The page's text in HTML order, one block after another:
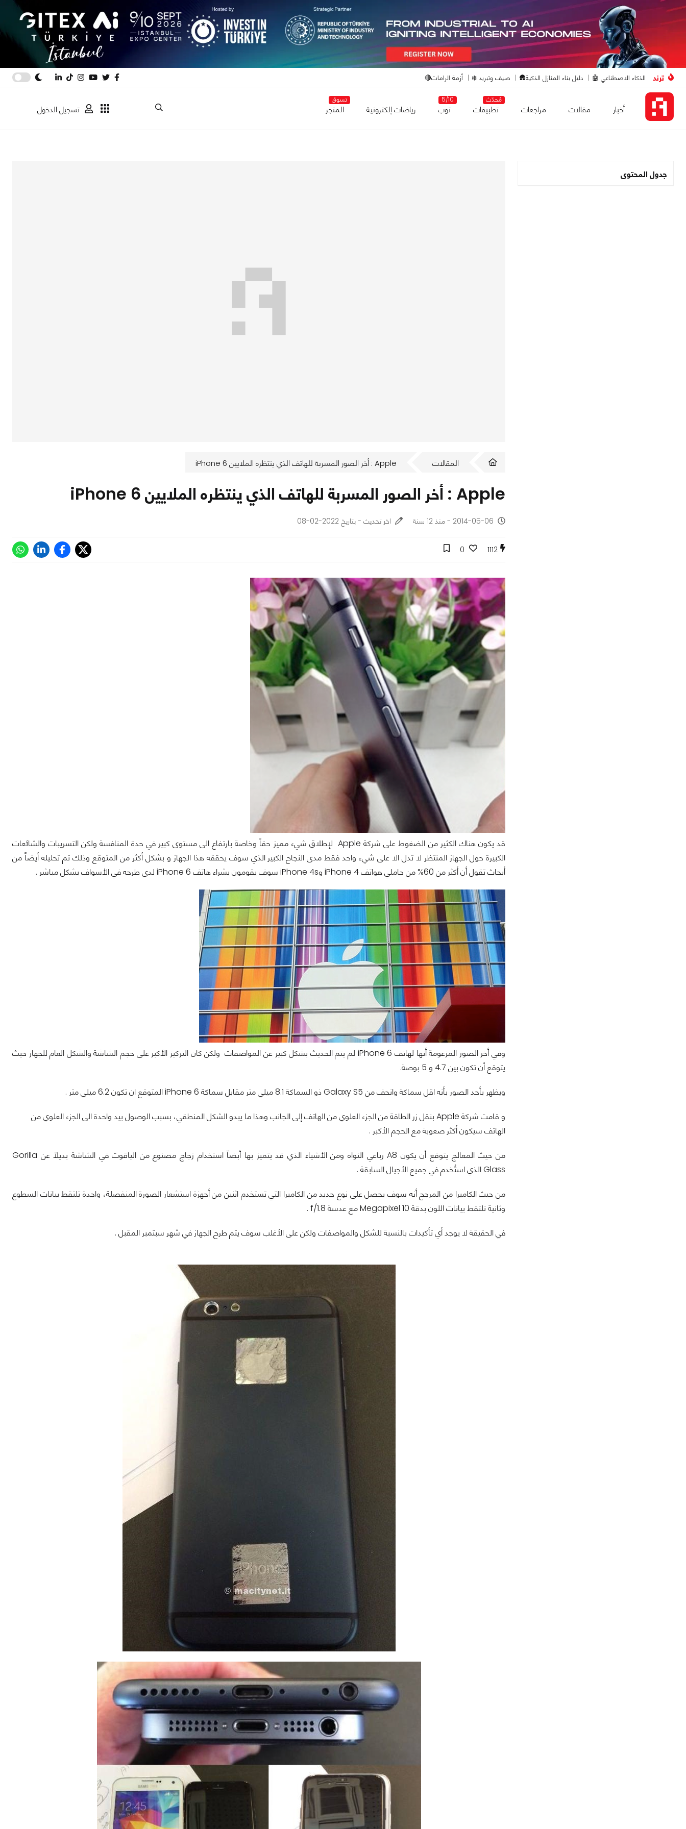
ترند الذكاء الاصطناعي 🤖 دليل بناء المنازل الذكية🛖 صيف وتبريد ❄️ أزمة الرامات🔴
أخبار مقالات مراجعات
مُحدّث
تطبيقات
5/10
توب رياضات إلكترونية
تسوق
المتجر تسجيل الدخول
جدول المحتوى
المقالات Apple : أخر الصور المسربة للهاتف الذي ينتظره الملايين iPhone 6
Apple : أخر الصور المسربة للهاتف الذي ينتظره الملايين iPhone 6
2014-05-06 - منذ 12 سنة اخر تحديث - بتاريخ 2022-02-08
1112
0
قد يكون هناك الكثير من الضغوط على شركة Apple لإطلاق شيء مميز حقاً وخاصة بارتفاع الى مستوى كبير في حدة المنافسة ولكن التسريبات والشائعات
الكبيرة حول الجهاز المنتظر لا تدل الا على شيء واحد فقط مدى النجاح الكبير الذي سوف يحققه هذا الجهاز و بشكل أكثر من المتوقع وذلك تم تحليله أيضاً من
أبحاث تقول أن أكثر من 60% من حاملي هواتف iPhone 4 وiPhone 4s سوف يقومون بشراء هاتف iPhone 6 لدى طرحه في الأسواف بشكل مباشر .
وفي أخر الصور المزعومة أنها لهاتف iPhone 6 لم يتم الحديث بشكل كبير عن المواصفات ولكن كان التركيز الأكبر على حجم الشاشة والشكل العام للجهاز حيث
يتوقع أن تكون بين 4.7 و 5 بوصة.
ويظهر بأحد الصور بأنه اقل سماكة وانحف من Galaxy S5 ذو السماكة 8.1 ميلي متر مقابل سماكة iPhone 6المتوقع ان تكون 6.2 ميلي متر .
و قامت شركة Apple بنقل زر الطاقة من الجزء العلوي من الهاتف إلى الجانب وهذا ما يبدو الشكل المنطقي، بسبب الوصول بيد واحدة الى الجزء العلوي من
الهاتف سيكون أكثر صعوبة مع الحجم الأكبر .
من حيث المعالج يتوقع أن يكون A8 رباعي النواه ومن الأشياء الذي قد يتميز بها أبضاً استخدام زجاج مصنوع من الياقوت في الشاشة بديلاً عن Gorilla
Glass الذي استُخدم في جميع الأجيال السابقة .
من حيث الكاميرا من المرجح أنه سوف يحصل على نوع جديد من الكاميرا التي تستخدم اثنين من أجهزة استشعار الصورة المنفصلة، واحدة تلتقط بيانات السطوع
وثانية تلتقط بيانات اللون بدقة 10 Megapixel مع عدسة f/1.8 .
في الحقيقة لا يوجد أي تأكيدات بالنسبة للشكل والمواصفات ولكن على الأغلب سوف يتم طرح الجهاز في شهر سبتمبر المقبل .